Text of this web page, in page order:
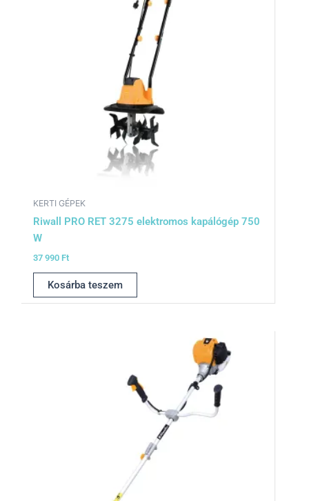
KERTI GÉPEK
Riwall PRO RET 3275 elektromos kapálógép 750
W
37 990 Ft
Kosárba teszem